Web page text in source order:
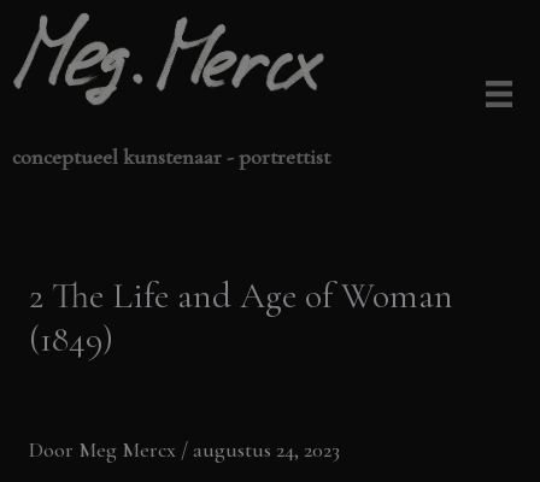
naar
de
conceptueel kunstenaar - portrettist
2 The Life and Age of Woman
(1849)
Door Meg Mercx / augustus 24, 2023